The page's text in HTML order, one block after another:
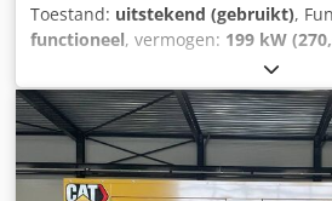
Toestand: uitstekend (gebruikt),
functioneel, vermogen: 199 kW
, inhoud van de
2006, machine-/voertuignummer:
De machine verkeert in uitstekende
Dsdpjylma Hjfx Ambeck